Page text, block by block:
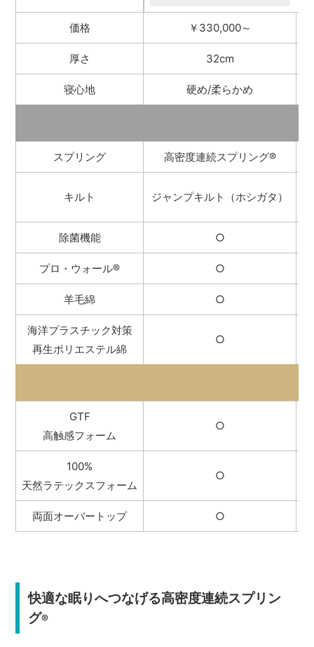
価格 ￥330,000～
厚さ 32cm
寝心地 硬め/柔らかめ
スプリング 高密度連続スプリング®
キルト ジャンプキルト（ホシガタ）
除菌機能 ○
プロ・ウォール® ○
羊毛綿 ○
海洋プラスチック対策
再生ポリエステル綿
○
GTF
高触感フォーム
○
100%
天然ラテックスフォーム
○
両面オーバートップ ○
快適な眠りへつなげる高密度連続スプリン
グ®